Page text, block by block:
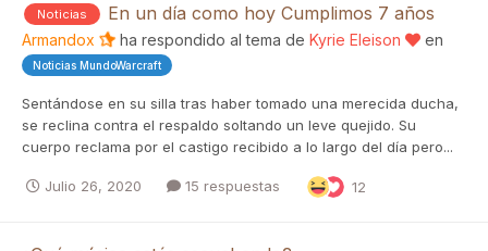
Noticias En un día como hoy Cumplimos 7 años
Armandox ha respondido al tema de Kyrie Eleison en
Noticias MundoWarcraft
Sentándose en su silla tras haber tomado una merecida ducha,
se reclina contra el respaldo soltando un leve quejido. Su
cuerpo reclama por el castigo recibido a lo largo del día pero...
Julio 26, 2020 15 respuestas 12